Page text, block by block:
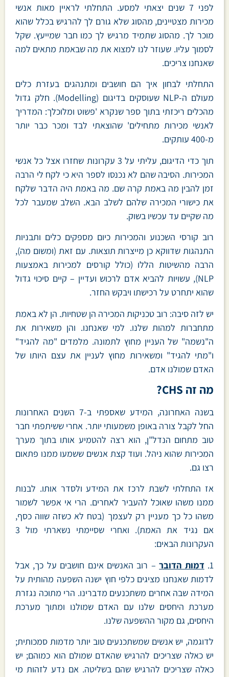
לפני 7 שנים יצאתי למסע. התחלתי לראיין מאות אנשי
מכירות מצטיינים, מהסוג שלא גורם לך להרגיש בכלל שהוא
מוכר לך. מהסוג שתמיד מרגיש לך כמו חבר שמייעץ. שקל
לסמוך עליו. שעוזר לנו למצוא את מה שבאמת מתאים למה
שאנחנו צריכים.
התחלתי לבחון איך הם חושבים ומתנהגים בעזרת כלים
מעולם ה-NLP שעוסקים בדיגום (Modelling). חלק גדול
מהכלים ריכזתי בתוך ספר שנקרא 'פשוט ומלוכלך: המדריך
לאנשי מכירות מתחילים' שהוצאתי לבד ומכר כבר יותר
מ-400 עותקים.
תוך כדי הדיגום, עליתי על 3 עקרונות שחזרו אצל כל אנשי
המכירות. הסיבה שהם לא נכנסו לספר היא כי לקח לי הרבה
זמן להבין מה באמת קרה שם. מה באמת היה הדבר שלקח
את כישורי המכירה שלהם לשלב הבא. השלב שמעבר לכל
מה שקיים עד עכשיו בשוק.
רוב קורסי השכנוע והמכירות כיום מספקים כלים ותבניות
התנהגות שדווקא כן מייצרות תוצאות. עם זאת (ומשום מה),
הרבה מהשיטות הללו (כולל קורסים למכירות באמצעות
NLP), עשויות להביא אדם לרכוש ועדיין – קיים סיכוי גדול
שהוא יתחרט על רכישתו ויבקש החזר.
יש לזה סיבה: רוב טכניקות המכירה הן שטחיות. הן לא באמת
מתחברות למהות שלנו. למי שאנחנו. והן משאירות את
ה"נשמה" של העניין מחוץ לתמונה. מלמדים "מה להגיד"
ו"מתי להגיד" ומשאירות מחוץ לעניין את עצם היותו של
האדם שמולנו אדם.
מה זה CHS?
בשנה האחרונה, המידע שאספתי ב-7 השנים האחרונות
החל לקבל צורה באופן משמעותי יותר. אחרי ששיתפתי חבר
טוב מתחום הנדל"ן, הוא רצה להטמיע אותו בתוך מערך
המכירות שהוא ניהל. ועוד קצת אנשים ששמעו ממנו פתאום
רצו גם.
אז התחלתי לשבת לרכז את המידע ולסדר אותו. לבנות
ממנו משהו שאוכל להעביר לאחרים. הרי אי אפשר לשמור
משהו כל כך מעניין רק לעצמך (בטח לא כשזה שווה כסף,
אם נגיד את האמת). ואחרי שסיימתי נשארתי מול 3
העקרונות הבאים:
1. דמות הדובר– רוב האנשים אינם חושבים על כך, אבל
לדמות שאנחנו מציגים כלפי חוץ ישנה השפעה מהותית על
המידה שבה אחרים משתכנעים מדברינו. הרי מתוכה נגזרת
מערכת היחסים שלנו עם האדם שמולנו ומתוך מערכת
היחסים, גם מקור ההשפעה שלנו.
לדוגמה, יש אנשים שמשתכנעים טוב יותר מדמות סמכותית;
יש כאלה שצריכים להרגיש שהאדם שמולם הוא כמוהם; יש
כאלה שצריכים להרגיש שהם בשליטה. אם נדע לזהות מי